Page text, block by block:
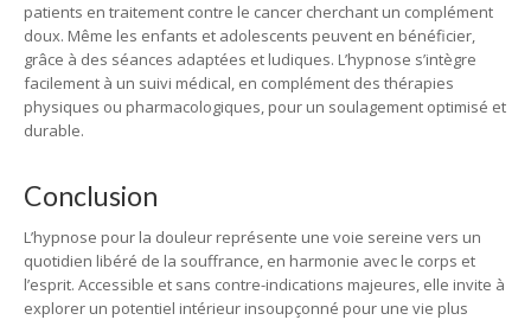
patients en traitement contre le cancer cherchant un complément
doux. Même les enfants et adolescents peuvent en bénéficier,
grâce à des séances adaptées et ludiques. L’hypnose s’intègre
facilement à un suivi médical, en complément des thérapies
physiques ou pharmacologiques, pour un soulagement optimisé et
durable.
Conclusion
L’hypnose pour la douleur représente une voie sereine vers un
quotidien libéré de la souffrance, en harmonie avec le corps et
l’esprit. Accessible et sans contre-indications majeures, elle invite à
explorer un potentiel intérieur insoupçonné pour une vie plus